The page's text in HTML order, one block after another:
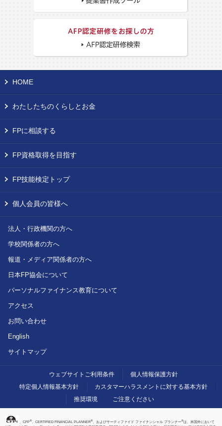
HOME
わたしたちのくらしとお金
FPに相談する
FP資格取得を目指す
FP技能検定トップ
個人会員の皆様へ
法人・行政機関の方へ
学校関係者の方へ
報道・メディア関係者の方へ
日本FP協会について
パーソナルファイナンス教育について
アクセス
お問い合わせ
English
サイトマップ
ウェブサイトご利用条件
個人情報保護方針
特定個人情報基本方針
カスタマーハラスメントに対する基本方針
推奨環境
ご注意ください
、CFP®、CERTIFIED FINANCIAL PLANNER®、およびサーティファイド ファイナンシャル プランナー®は、米国外において